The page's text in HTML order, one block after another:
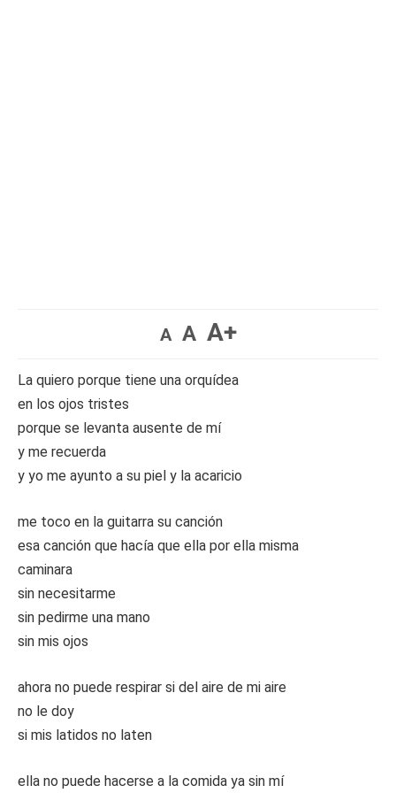
A A A+
La quiero porque tiene una orquídea
en los ojos tristes
porque se levanta ausente de mí
y me recuerda
y yo me ayunto a su piel y la acaricio
me toco en la guitarra su canción
esa canción que hacía que ella por ella misma
caminara
sin necesitarme
sin pedirme una mano
sin mis ojos
ahora no puede respirar si del aire de mi aire
no le doy
si mis latidos no laten
ella no puede hacerse a la comida ya sin mí